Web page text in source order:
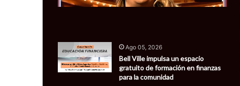
Ago 05, 2026
Bell Ville impulsa un espacio
gratuito de formación en finanzas
para la comunidad